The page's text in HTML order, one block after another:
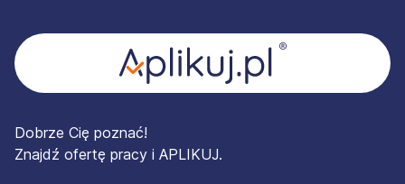
Dobrze Cię poznać!
Znajdź ofertę pracy i APLIKUJ.